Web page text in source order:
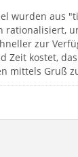
wurden aus
rationalisiert,
zur
Zeit kostet,
mittels Gruß